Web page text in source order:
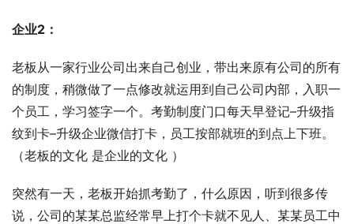
企业2：
老板从一家行业公司出来自己创业，带出来原有公司的所有
的制度，稍微做了一点修改就运用到自己公司内部，入职一
个员工，学习签字一个。考勤制度门口每天早登记–升级指
纹到卡–升级企业微信打卡，员工按部就班的到点上下班。
（老板的文化 是企业的文化 ）
突然有一天，老板开始抓考勤了，什么原因，听到很多传
说，公司的某某总监经常早上打个卡就不见人、某某员工中